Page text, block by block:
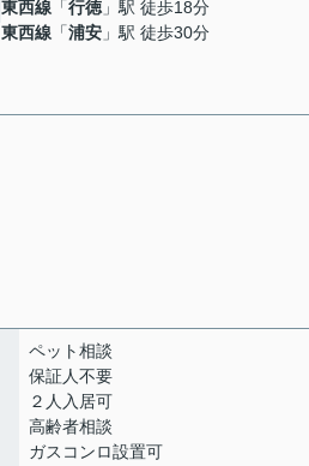
東西線 「行徳 」駅 徒歩18分
東西線 「浦安 」駅 徒歩30分
ペット相談
保証人不要
２人入居可
高齢者相談
ガスコンロ設置可